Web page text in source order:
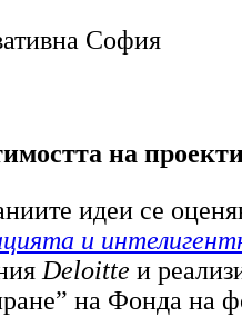
София
на
идеи се
и
Deloitte и
на Фонда на